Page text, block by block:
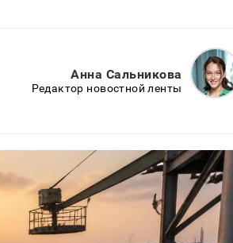
Анна Сальникова
Редактор новостной ленты